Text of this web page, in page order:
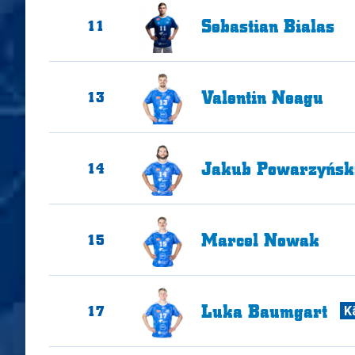
11 Sebastian Bialas
13 Valentin Neagu
14 Jakub
15 Marcel Nowak
17 Luka Baumgart